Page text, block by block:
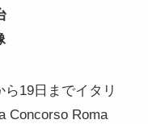
19日までイタリ
Concorso Roma